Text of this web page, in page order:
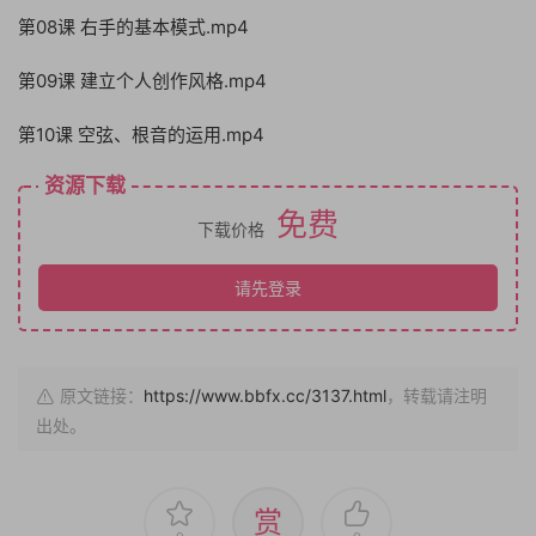
第08课 右手的基本模式.mp4
第09课 建立个人创作风格.mp4
第10课 空弦、根音的运用.mp4
资源下载
下载价格 免费
请先登录
原文链接： https://www.bbfx.cc/3137.html，转载请注明
出处。
赏